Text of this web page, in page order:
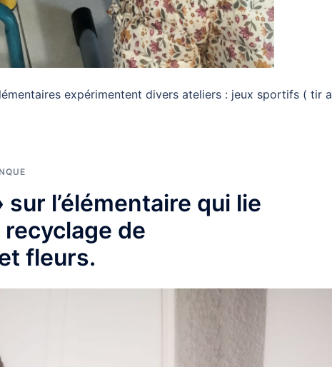
expérimentent divers ateliers : jeux sportifs ( tir a
l’élémentaire qui lie
de
fleurs.